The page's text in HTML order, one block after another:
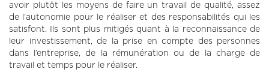
avoir plutôt les moyens de faire un travail de qualité, assez
de l’autonomie pour le réaliser et des responsabilités qui les
satisfont. Ils sont plus mitigés quant à la reconnaissance de
leur investissement, de la prise en compte des personnes
dans l’entreprise, de la rémunération ou de la charge de
travail et temps pour le réaliser.